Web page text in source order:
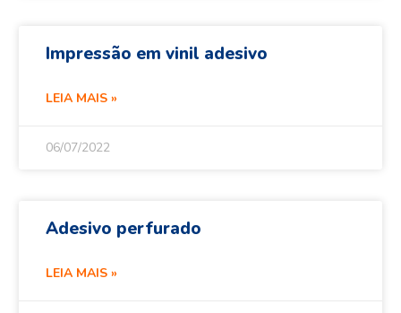
Impressão em vinil adesivo
LEIA MAIS »
06/07/2022
Adesivo perfurado
LEIA MAIS »